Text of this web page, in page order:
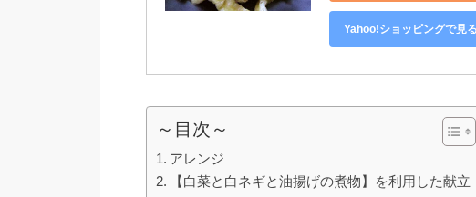
Yahoo!ショッピングで見る
～目次～
アレンジ
【白菜と白ネギと油揚げの煮物】を利用した献立